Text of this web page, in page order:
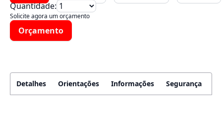
Quantidade:
Solicite agora um orçamento
Orçamento
Detalhes Orientações Informações Segurança